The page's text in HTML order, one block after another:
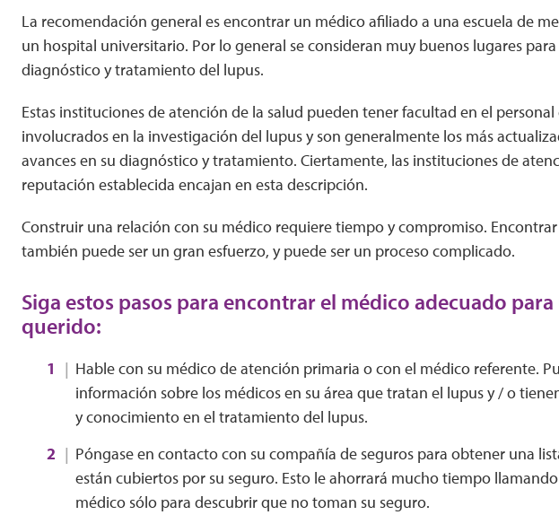
La recomendación general es encontrar un médico afiliado a una escuela de
un hospital universitario. Por lo general se consideran muy buenos lugares
diagnóstico y tratamiento del lupus.
Estas instituciones de atención de la salud pueden tener facultad en el personal
involucrados en la investigación del lupus y son generalmente los más
avances en su diagnóstico y tratamiento. Ciertamente, las instituciones de
reputación establecida encajan en esta descripción.
Construir una relación con su médico requiere tiempo y compromiso.
también puede ser un gran esfuerzo, y puede ser un proceso complicado.
Siga estos pasos para encontrar el médico adecuado
querido:
Hable con su médico de atención primaria o con el médico referente.
información sobre los médicos en su área que tratan el lupus y / o
y conocimiento en el tratamiento del lupus.
Póngase en contacto con su compañía de seguros para obtener una
están cubiertos por su seguro. Esto le ahorrará mucho tiempo
médico sólo para descubrir que no toman su seguro.